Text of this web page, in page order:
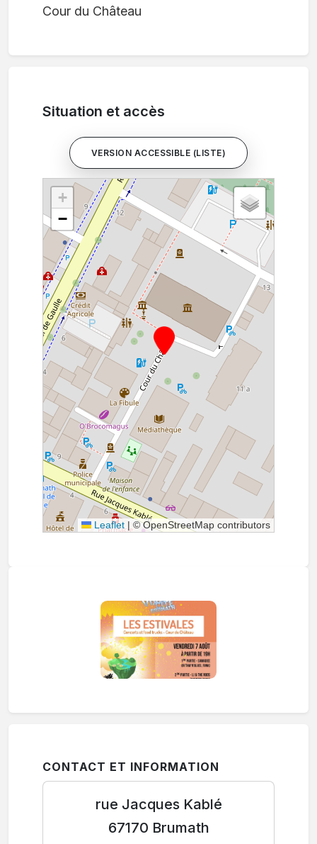
Cour du Château
Situation et accès
VERSION ACCESSIBLE (LISTE)
+
−
Leaflet | © OpenStreetMap contributors
CONTACT ET INFORMATION
rue Jacques Kablé
67170 Brumath